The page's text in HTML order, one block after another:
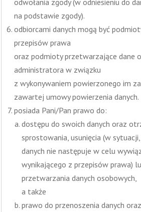
odwołania zgody (w odniesieniu do
na podstawie zgody).
odbiorcami danych mogą być
przepisów prawa
oraz podmioty przetwarzające dane
administratora w związku
z wykonywaniem powierzonego im
zawartej umowy powierzenia danych.
posiada Pani/Pan prawo do:
dostępu do swoich danych oraz
sprostowania, usunięcia (w
danych nie następuje w celu
wynikającego z przepisów prawa)
przetwarzania danych osobowych,
a także
prawo do przenoszenia danych